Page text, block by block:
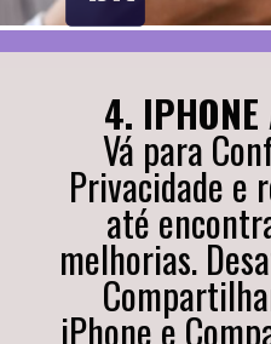
4. IPHONE
Vá para
Privacidade e
até
melhorias.
iPhone e